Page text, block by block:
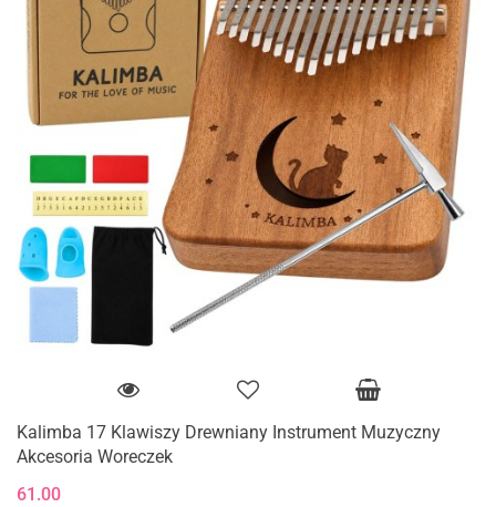
Kalimba 17 Klawiszy Drewniany Instrument Muzyczny
Akcesoria Woreczek
61.00